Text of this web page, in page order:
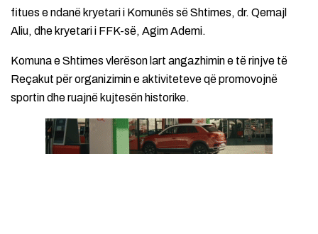
fitues e ndanë kryetari i Komunës së Shtimes, dr. Qemajl
Aliu, dhe kryetari i FFK-së, Agim Ademi.
Komuna e Shtimes vlerëson lart angazhimin e të rinjve të
Reçakut për organizimin e aktiviteteve që promovojnë
sportin dhe ruajnë kujtesën historike.